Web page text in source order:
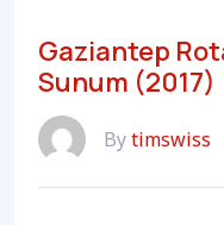
Gaziantep
Sunum (2017)
Bytimswiss